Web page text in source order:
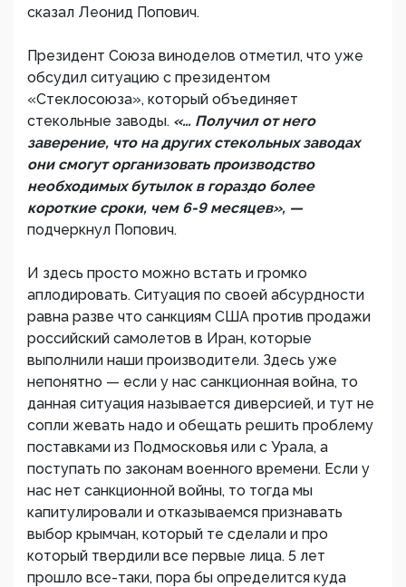
сказал Леонид Попович.
Президент Союза виноделов отметил, что уже
обсудил ситуацию с президентом
«Стеклосоюза», который объединяет
стекольные заводы. «… Получил от него
заверение, что на других стекольных заводах
они смогут организовать производство
необходимых бутылок в гораздо более
короткие сроки, чем 6-9 месяцев», —
подчеркнул Попович.
И здесь просто можно встать и громко
аплодировать. Ситуация по своей абсурдности
равна разве что санкциям США против продажи
российский самолетов в Иран, которые
выполнили наши производители. Здесь уже
непонятно — если у нас санкционная война, то
данная ситуация называется диверсией, и тут не
сопли жевать надо и обещать решить проблему
поставками из Подмосковья или с Урала, а
поступать по законам военного времени. Если у
нас нет санкционной войны, то тогда мы
капитулировали и отказываемся признавать
выбор крымчан, который те сделали и про
который твердили все первые лица. 5 лет
прошло все-таки, пора бы определится куда